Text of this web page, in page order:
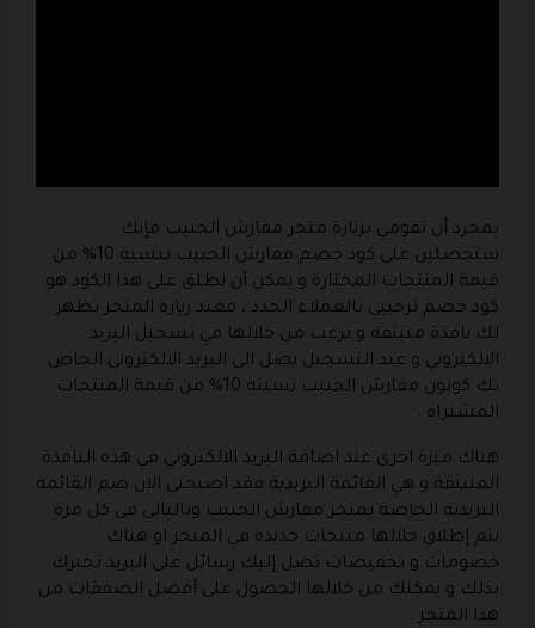
بمجرد أن تقومي بزيارة متجر مفارش الحبيب فإنك
ستحصلين على كود خصم مفارش الحبيب بنسبة 10% من
قيمة المنتجات المختارة و يمكن أن نطلق على هذا الكود هو
كود خصم ترحيبي بالعملاء الجدد ، فعند زيارة المتجر تظهر
لك نافذة منبثقة و ترغب من خلالها في تسجيل البريد
الالكتروني و عند التسجيل يصل الى البريد الالكتروني الخاص
بك كوبون مفارش الحبيب نسبته 10% من قيمة المنتجات
المشتراه .
هناك ميزة اخرى عند اضافة البريد الالكتروني في هذه النافذة
المنبثقة و هي القائمة البريدية فقد اصبحتي الان ضم القائمة
البريدية الخاصة بمتجر مفارش الحبيب وبالتالي في كل مرة
يتم إطلاق خلالها منتجات جديدة في المتجر او هناك
خصومات و تخفيضات تصل إليك رسائل على البريد تخبرك
بذلك و يمكنك من خلالها الحصول على أفضل الصفقات من
هذا المتجر .